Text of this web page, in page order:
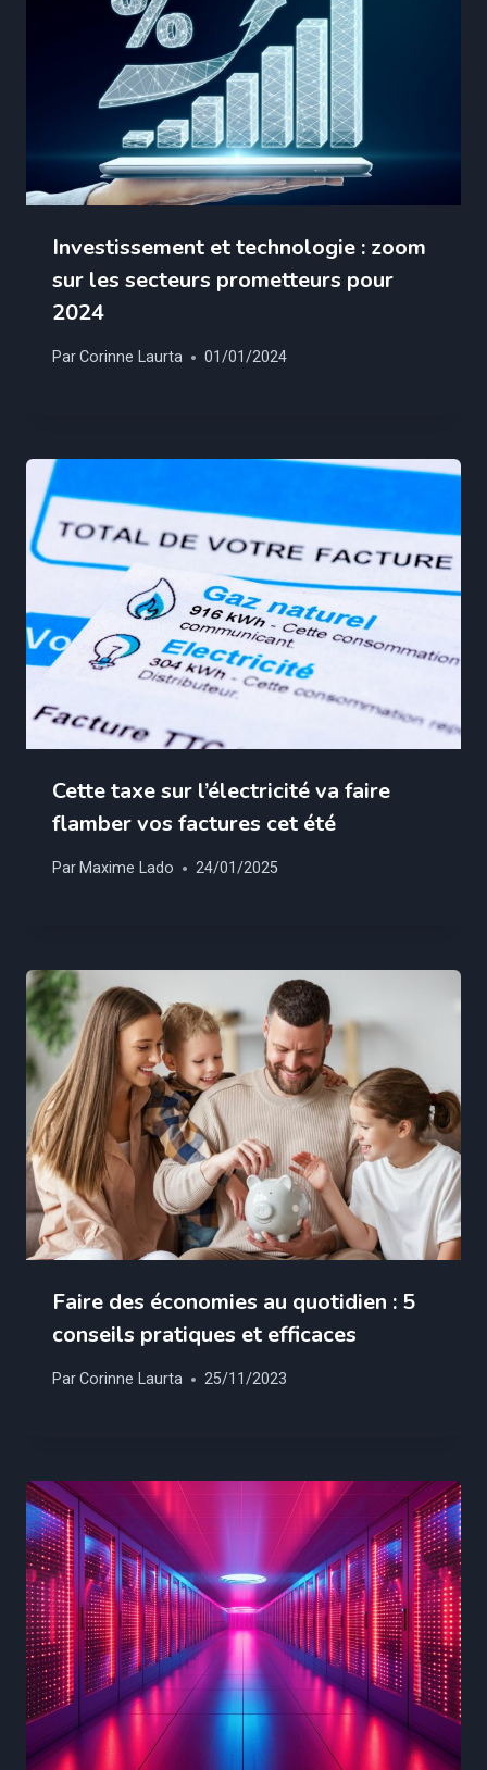
Investissement et technologie : zoom
sur les secteurs prometteurs pour
2024
ParCorinne Laurta 01/01/2024
Cette taxe sur l’électricité va faire
flamber vos factures cet été
Par Maxime Lado 24/01/2025
Faire des économies au quotidien : 5
conseils pratiques et efficaces
ParCorinne Laurta 25/11/2023